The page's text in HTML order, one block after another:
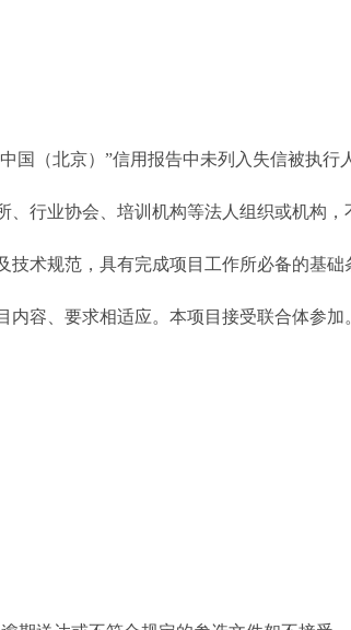
（北京）”信用报告中未列入失信被执行
业协会、培训机构等法人组织或机构，
术规范，具有完成项目工作所必备的基础
容、要求相适应。本项目接受联合体参加